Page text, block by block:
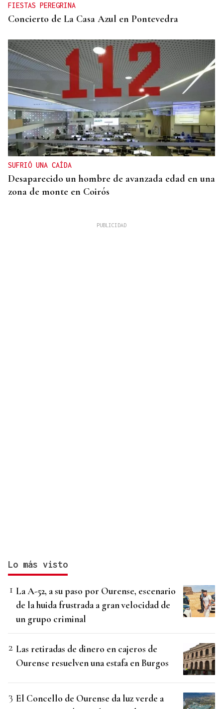
FIESTAS PEREGRINA
Concierto de La Casa Azul en Pontevedra
SUFRIÓ UNA CAÍDA
Desaparecido un hombre de avanzada edad en una
zona de monte en Coirós
Lo más visto
La A-52, a su paso por Ourense, escenario
de la huida frustrada a gran velocidad de
un grupo criminal
Las retiradas de dinero en cajeros de
Ourense resuelven una estafa en Burgos
El Concello de Ourense da luz verde a